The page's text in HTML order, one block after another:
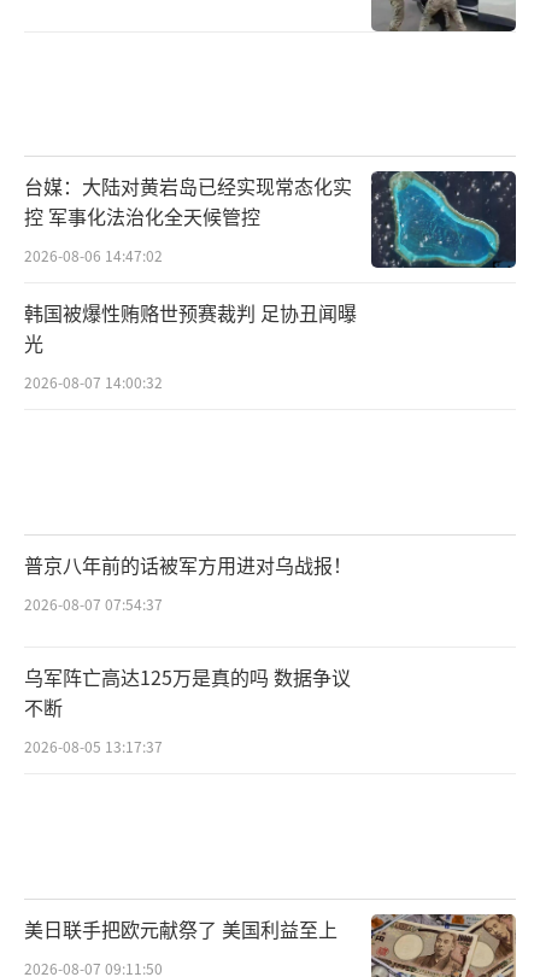
台媒：大陆对黄岩岛已经实现常态化实
控 军事化法治化全天候管控
2026-08-06 14:47:02
韩国被爆性贿赂世预赛裁判 足协丑闻曝
光
2026-08-07 14:00:32
普京八年前的话被军方用进对乌战报！
2026-08-07 07:54:37
乌军阵亡高达125万是真的吗 数据争议
不断
2026-08-05 13:17:37
美日联手把欧元献祭了 美国利益至上
2026-08-07 09:11:50